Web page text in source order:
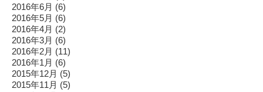
2016年6月 (6)
2016年5月 (6)
2016年4月 (2)
2016年3月 (6)
2016年2月 (11)
2016年1月 (6)
2015年12月 (5)
2015年11月 (5)